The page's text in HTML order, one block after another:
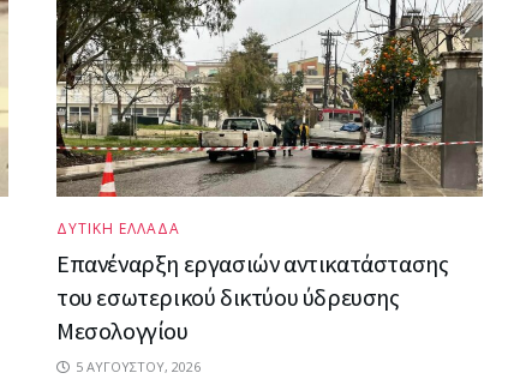
ΔΥΤΙΚΗ ΕΛΛΑΔΑ
Επανέναρξη εργασιών αντικατάστασης
του εσωτερικού δικτύου ύδρευσης
Μεσολογγίου
5 ΑΥΓΟΎΣΤΟΥ, 2026